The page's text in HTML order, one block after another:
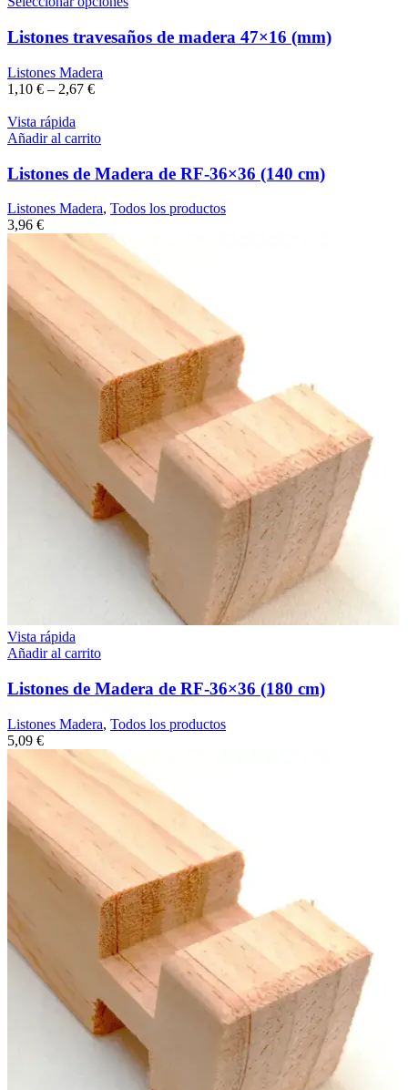
Listones travesaños de madera 47×16 (mm)
Listones Madera
1,10 € – 2,67 €
Vista rápida
Añadir al carrito
Listones de Madera de RF-36×36 (140 cm)
Listones Madera, Todos los productos
3,96 €
Vista rápida
Añadir al carrito
Listones de Madera de RF-36×36 (180 cm)
Listones Madera, Todos los productos
5,09 €